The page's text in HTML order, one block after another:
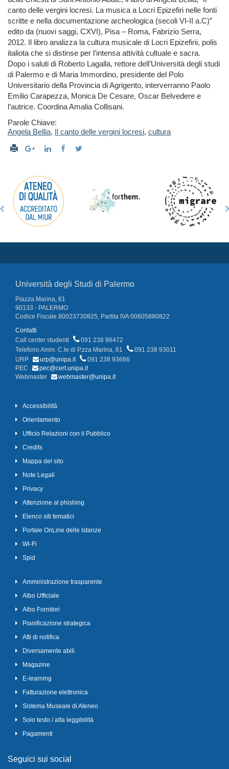
canto delle vergini locresi. La musica a Locri Epizefiri nelle fonti
scritte e nella documentazione archeologica (secoli VI-II a.C)”
edito da (nuovi saggi, CXVI), Pisa – Roma, Fabrizio Serra,
2012. Il libro analizza la cultura musicale di Locri Epizefirii, polis
italiota che si distinse per l'intensa attività cultuale e sacra.
Dopo i saluti di Roberto Lagalla, rettore dell’Università degli studi
di Palermo e di Maria Immordino, presidente del Polo
Universitario della Provincia di Agrigento, interverranno Paolo
Emilio Carapezza, Monica De Cesare, Oscar Belvedere e
l’autrice. Coordina Amalia Collisani.
Parole Chiave:
Angela Bellia, Il canto delle vergini locresi, cultura
Università degli Studi di Palermo
Piazza Marina, 61
90133 - PALERMO
Codice Fiscale 80023730825, Partita IVA 00605880822
Contatti
Call center studenti
091 238 86472
Telefono Amm. C.le di P.zza Marina, 61
091 238 93011
URP
urp@unipa.it
091 238 93666
PEC
pec@cert.unipa.it
Webmaster
webmaster@unipa.it
Accessibilità
Orientamento
Ufficio Relazioni con il Pubblico
Credits
Mappa del sito
Note Legali
Privacy
Attenzione al phishing
Elenco siti tematici
Portale OnLine delle Istanze
Wi-Fi
Spid
Amministrazione trasparente
Albo Ufficiale
Albo Fornitori
Pianificazione strategica
Atti di notifica
Diversamente abili
Magazine
E-learning
Fatturazione elettronica
Sistema Museale di Ateneo
Solo testo / alta leggibilità
Pagamenti
Seguici sui social